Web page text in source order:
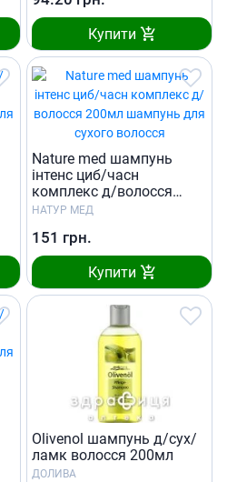
Купити
Nature med шампунь
iнтенс циб/часн
комплекс д/волосся
200мл
НАТУР МЕД
151 грн.
Купити
Olivenol шампунь д/сух/
ламк волосся 200мл
ДОЛИВА